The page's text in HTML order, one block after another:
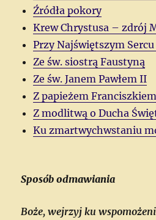
Źródła pokory
Krew Chrystusa – zdrój
Przy Najświętszym Sercu
Ze św. siostrą Faustyną
Ze św. Janem Pawłem II
Z papieżem Franciszkiem
Z modlitwą o Ducha
Ku zmartwychwstaniu
Sposób odmawiania
Boże, wejrzyj ku